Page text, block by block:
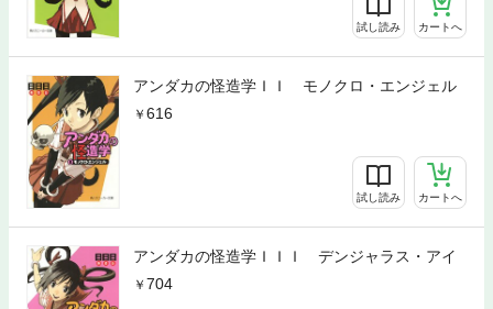
試し読み カートへ
アンダカの怪造学ＩＩ モノクロ・エンジェル
616
試し読み カートへ
アンダカの怪造学ＩＩＩ デンジャラス・アイ
704